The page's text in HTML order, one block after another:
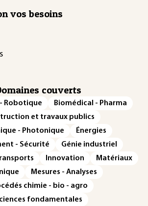
vos besoins
couverts
Robotique
Biomédical - Pharma
et travaux publics
- Photonique
Énergies
- Sécurité
Génie industriel
Innovation
Matériaux
Mesures - Analyses
chimie - bio - agro
fondamentales